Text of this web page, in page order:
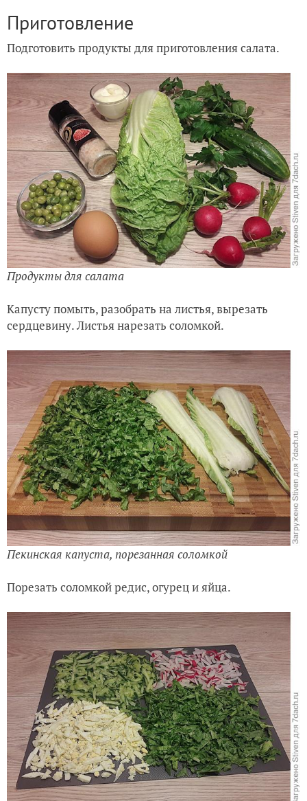
Приготовление
Подготовить продукты для приготовления салата.
Продукты для салата
Капусту помыть, разобрать на листья, вырезать
сердцевину. Листья нарезать соломкой.
Пекинская капуста, порезанная соломкой
Порезать соломкой редис, огурец и яйца.